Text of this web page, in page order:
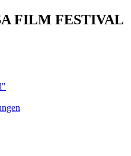
FILM FESTIVAL